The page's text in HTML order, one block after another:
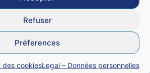
Refuser
Préferences
des cookiesLegal – Données personnelles